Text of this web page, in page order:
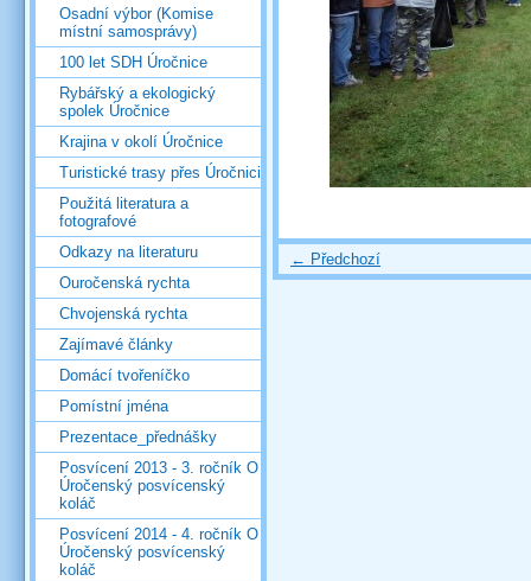
← Předchozí
Osadní výbor (Komise
místní samosprávy)
100 let SDH Úročnice
Rybářský a ekologický
spolek Úročnice
Krajina v okolí Úročnice
Turistické trasy přes Úročnici
Použitá literatura a
fotografové
Odkazy na literaturu
Ouročenská rychta
Chvojenská rychta
Zajímavé články
Domácí tvořeníčko
Pomístní jména
Prezentace_přednášky
Posvícení 2013 - 3. ročník O
Úročenský posvícenský
koláč
Posvícení 2014 - 4. ročník O
Úročenský posvícenský
koláč